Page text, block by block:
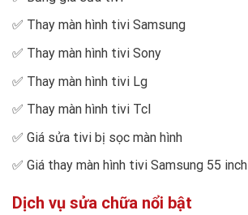
✅ Thay màn hình tivi Samsung
✅ Thay màn hình tivi Sony
✅ Thay màn hình tivi Lg
✅ Thay màn hình tivi Tcl
✅ Giá sửa tivi bị sọc màn hình
✅ Giá thay màn hình tivi Samsung 55 inch
Dịch vụ sửa chữa nổi bật